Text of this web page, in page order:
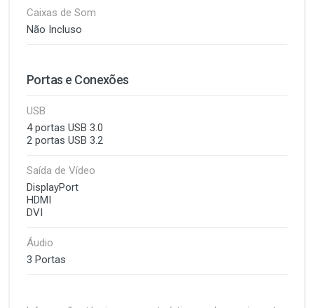
Caixas de Som
Não Incluso
Portas e Conexões
USB
4 portas USB 3.0
2 portas USB 3.2
Saída de Vídeo
DisplayPort
HDMI
DVI
Áudio
3 Portas